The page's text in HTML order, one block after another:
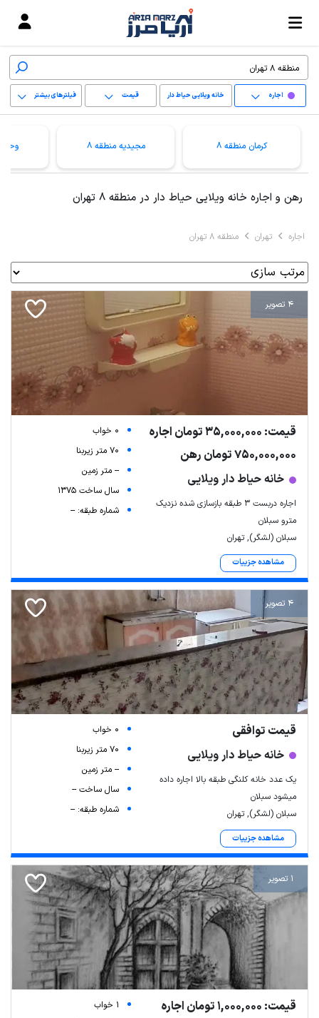
اجاره خانه ویلایی حیاط دار قیمت فیلترهای بیشتر
پاک کردن محدوده
کرمان منطقه 8 مجیدیه منطقه 8
رهن و اجاره خانه ویلایی حیاط دار در منطقه 8 تهران
اجاره تهران منطقه 8 تهران
4 تصویر
قیمت: 35,000,000 تومان اجاره
750,000,000 تومان رهن
خانه حیاط دار ویلایی
اجاره دربست ۳ طبقه بازسازی شده نزدیک
مترو سبلان
سبلان (لشگر), تهران
مشاهده جزییات
0 خواب
70 متر زیربنا
-- متر زمین
سال ساخت 1375
شماره طبقه: --
4 تصویر
قیمت توافقی
خانه حیاط دار ویلایی
یک عدد خانه کلنگی طبقه بالا اجاره داده
میشود سبلان
سبلان (لشگر), تهران
مشاهده جزییات
0 خواب
70 متر زیربنا
-- متر زمین
سال ساخت --
شماره طبقه: --
1 تصویر
قیمت: 1,000,000 تومان اجاره
1 خواب